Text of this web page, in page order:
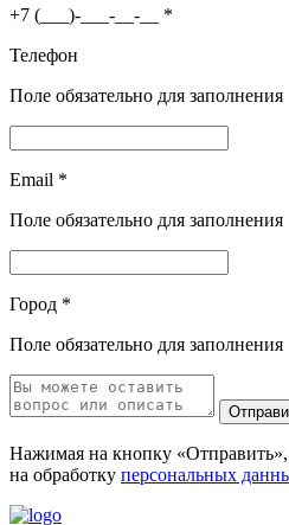
+7 (___)-___-__-__ *
Телефон
Поле обязательно для заполнения
Email *
Поле обязательно для заполнения
Город *
Поле обязательно для заполнения
Нажимая на кнопку «Отправить»,
на обработку персональных